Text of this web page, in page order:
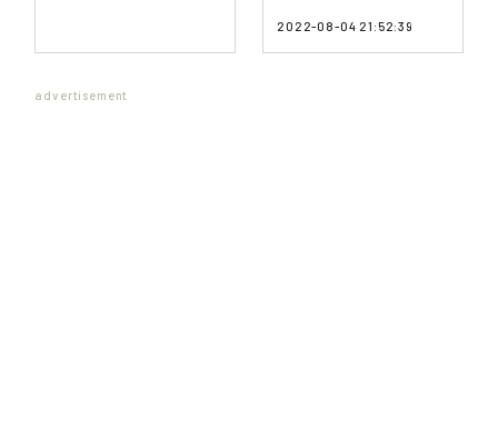
2022-08-04 21:52:39
advertisement